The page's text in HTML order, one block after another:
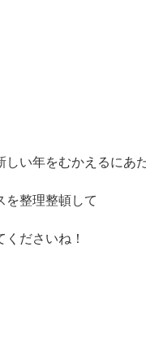
しい年をむかえるにあ
を整理整頓して
ださいね！